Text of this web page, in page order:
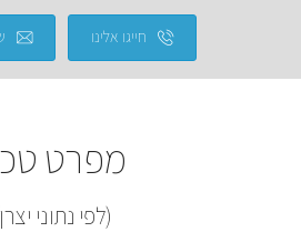
חייגו אלינו
מפרט
(לפי נתוני